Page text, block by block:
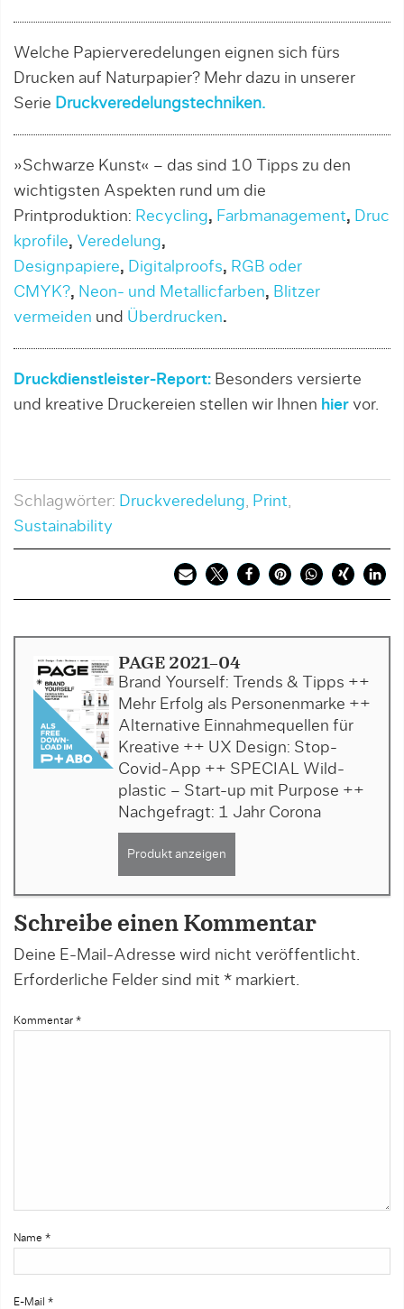
Welche Papierveredelungen eignen sich fürs
Drucken auf Naturpapier? Mehr dazu in unserer
Serie Druckveredelungstechniken.
»Schwarze Kunst« – das sind 10 Tipps zu den
wichtigsten Aspekten rund um die
Printproduktion: Recycling, Farbmanagement, Druc
kprofile, Veredelung,
Designpapiere, Digitalproofs, RGB oder
CMYK?, Neon- und Metallicfarben, Blitzer
vermeiden und Überdrucken.
Druckdienstleister-Report: Besonders versierte
und kreative Druckereien stellen wir Ihnen hier vor.
Schlagwörter: Druckveredelung, Print,
Sustainability
PAGE 2021-04
Brand Yourself: Trends & Tipps ++
Mehr Erfolg als Personenmarke ++
Alternative Einnahmequellen für
Kreative ++ UX Design: Stop-
Covid-App ++ SPECIAL Wild-
plastic – Start-up mit Purpose ++
Nachgefragt: 1 Jahr Corona
Produkt anzeigen
Schreibe einen Kommentar
Deine E-Mail-Adresse wird nicht veröffentlicht.
Erforderliche Felder sind mit * markiert.
Kommentar *
Name *
E-Mail *